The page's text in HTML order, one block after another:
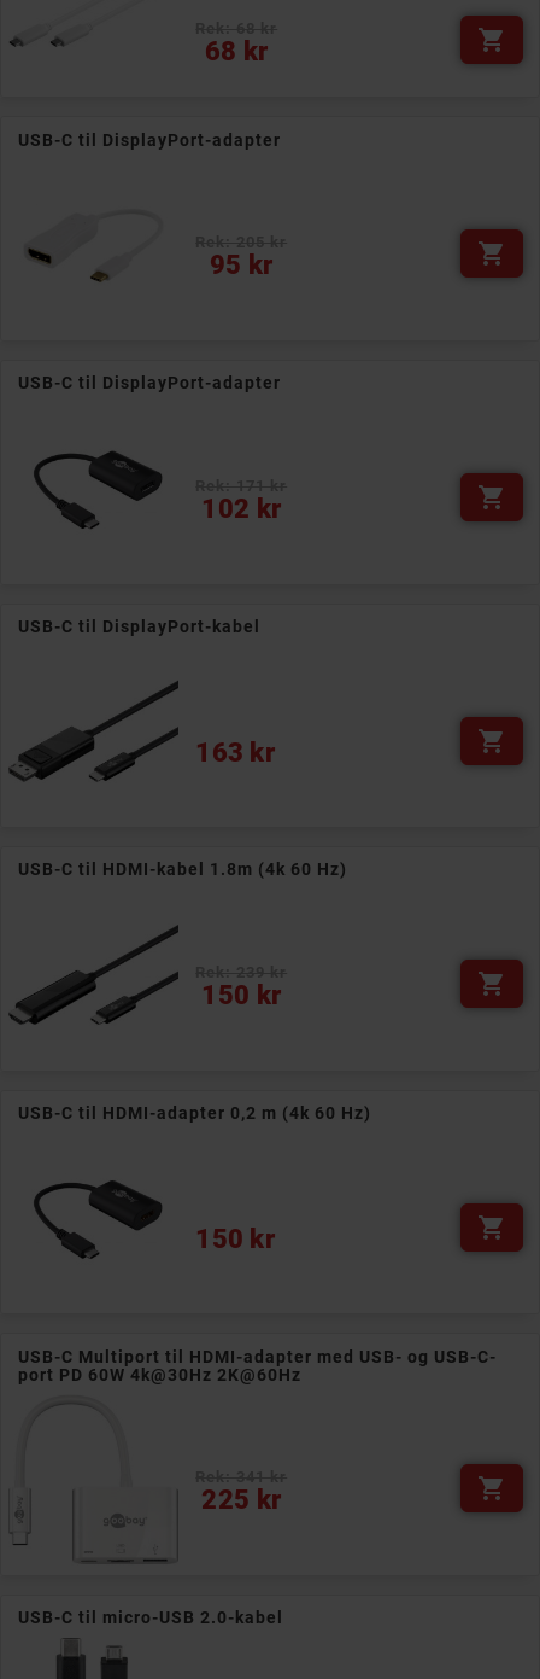
68 kr
Pris 
USB-C til DisplayPort-adapter
95 kr
Pris 
USB-C til DisplayPort-adapter
102 kr
Pris 
USB-C til DisplayPort-kabel
163 kr
Pris 
USB-C til HDMI-kabel 1.8m (4k 60 Hz)
150 kr
Pris 
USB-C til HDMI-adapter 0,2 m (4k 60 Hz)
150 kr
Pris 
USB-C Multiport til HDMI-adapter med USB- og USB-C-
port PD 60W 4k@30Hz 2K@60Hz
225 kr
Pris 
USB-C til micro-USB 2.0-kabel